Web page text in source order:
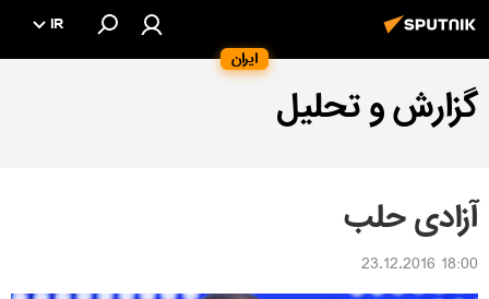
ایران
IR
گزارش و تحلیل
آزادی حلب
18:00 23.12.2016